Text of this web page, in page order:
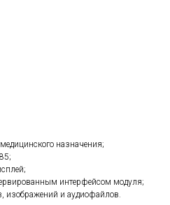
назначения;
интерфейсом модуля;
и аудиофайлов.